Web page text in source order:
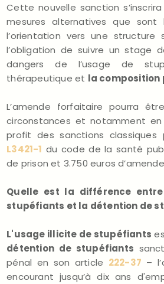
Cette nouvelle sanction
mesures alternatives que sont
l’orientation vers une structure
l’obligation de suivre un stage
dangers de l’usage de
thérapeutique et la composition
L’amende forfaitaire pourra
circonstances et notamment
profit des sanctions classiques
L3421-1 du code de la santé
de prison et 3.750 euros
Quelle est la différence
stupéfiants et la détention de
L'usage illicite de stupéfiants
détention de stupéfiants
pénal en son article 222-37 –
encourant jusqu’à dix ans